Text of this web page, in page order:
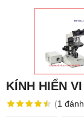
KÍNH HIỂN
(1